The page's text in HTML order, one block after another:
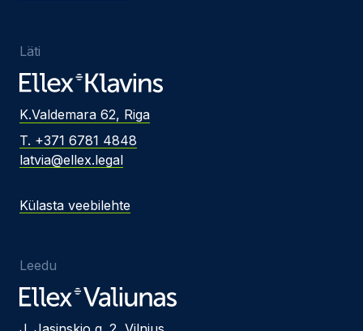
Läti
K.Valdemara 62, Riga
T. +371 6781 4848
latvia@ellex.legal
Külasta veebilehte
Leedu